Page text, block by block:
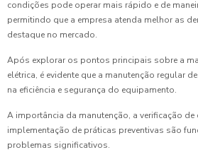
condições pode operar mais rápido e de
permitindo que a empresa atenda melhor as
destaque no mercado.
Após explorar os pontos principais sobre a
elétrica, é evidente que a manutenção regular
na eficiência e segurança do equipamento.
A importância da manutenção, a verificação de
implementação de práticas preventivas são
problemas significativos.